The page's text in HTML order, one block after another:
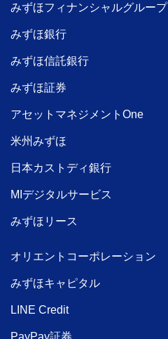
みずほフィナンシャルグループ
みずほ銀行
みずほ信託銀行
みずほ証券
アセットマネジメントOne
米州みずほ
日本カストディ銀行
MIデジタルサービス
みずほリース
オリエントコーポレーション
みずほキャピタル
LINE Credit
PayPay証券